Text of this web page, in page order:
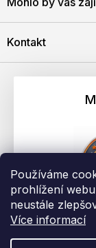
Používáme
prohlížení
neustále
Více informací
Kontakt